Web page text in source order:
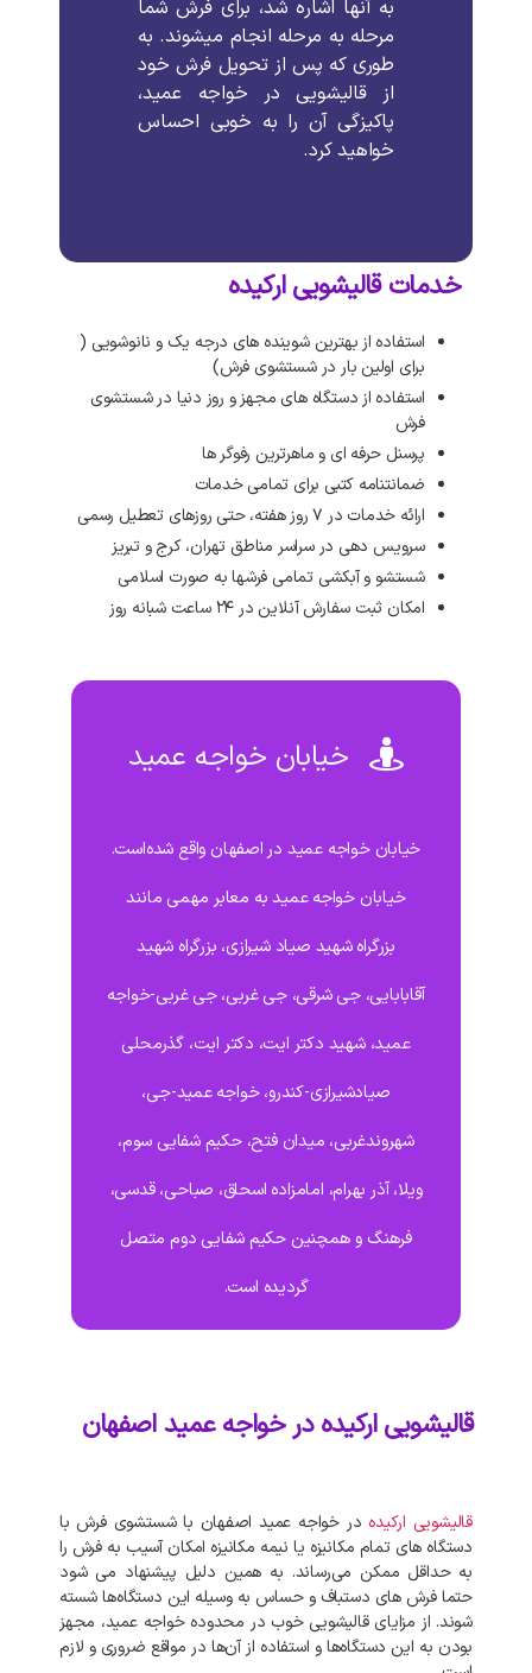
به آنها اشاره شد، برای فرش شما
مرحله به مرحله انجام میشوند. به
طوری که پس از تحویل فرش خود
از
قالیشویی در
خواجه عمید،
پاکیزگی آن را به خوبی احساس
خواهیدکرد.
خدمات قالیشویی ارکیده
استفاده از بهترین شوینده های درجه یک و نانوشویی (
برای اولین بار در شستشوی فرش)
استفاده از دستگاه های مجهز و روز دنیا در شستشوی
فرش
پرسنل حرفه ای و ماهرترین رفوگر ها
ضمانتنامه کتبی برای تمامی خدمات
ارائه خدمات در ۷ روز هفته، حتی روزهای تعطیل رسمی
سرویس دهی در سراسر مناطق تهران، کرج و تبریز
شستشو و آبکشی تمامی فرشها به صورت اسلامی
امکان ثبت سفارش آنلاین در ۲۴ ساعت شبانه روز
خیابان خواجه عمید
خیابان خواجه عمید در اصفهان واقع شده‌است.
خیابان خواجه عمید به معابر مهمی مانند
بزرگراه شهید صیاد شیرازی، بزرگراه شهید
آقابابایی، جی شرقی، جی غربی، جی غربی-خواجه
عمید، شهید دکتر ایت، دکتر ایت، گذرمحلی
صیادشیرازی-کندرو، خواجه عمید-جی،
شهروندغربی، میدان فتح، حکیم شفایی سوم،
ویلا، آذر بهرام، امامزاده اسحاق، صباحی، قدسی،
فرهنگ و همچنین حکیم شفایی دوم متصل
گردیده است.
قالیشویی ارکیده در خواجه عمید اصفهان
قالیشویی ارکیده در خواجه عمید اصفهان با شستشوی فرش با
دستگاه‌ های تمام مکانیزه یا نیمه مکانیزه امکان آسیب به فرش را
به حداقل ممکن می‌رساند. به‌ همین دلیل پیشنهاد می‌ شود
حتما فرش‌ های دستباف و حساس به وسیله این دستگاه‌ها شسته
شوند. از مزایای قالیشویی خوب در محدوده خواجه عمید، مجهز
بودن به این دستگاه‌ها و استفاده از آن‌ها در مواقع ضروری و لازم